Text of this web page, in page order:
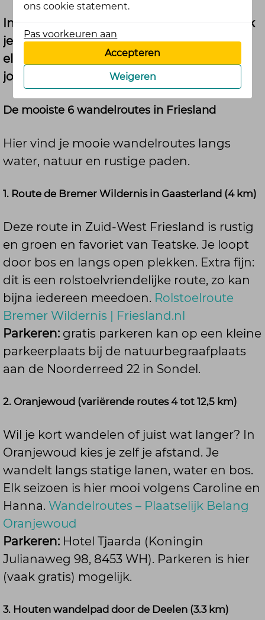
In deze blog delen we jullie tips. Zo ontdek
je nieuwe routes én kun je genieten van
elkaars favoriete plekken. Misschien zit
jouw volgende wandeling er wel tussen!
De mooiste 6 wandelroutes in Friesland
Hier vind je mooie wandelroutes langs
water, natuur en rustige paden.
1. Route de Bremer Wildernis in Gaasterland (4 km)
Deze route in Zuid-West Friesland is rustig
en groen en favoriet van Teatske. Je loopt
door bos en langs open plekken. Extra fijn:
dit is een rolstoelvriendelijke route, zo kan
bijna iedereen meedoen. Rolstoelroute
Bremer Wildernis | Friesland.nl
Parkeren: gratis parkeren kan op een kleine
parkeerplaats bij de natuurbegraafplaats
aan de Noorderreed 22 in Sondel.
2. Oranjewoud (variërende routes 4 tot 12,5 km)
Wil je kort wandelen of juist wat langer? In
Oranjewoud kies je zelf je afstand. Je
wandelt langs statige lanen, water en bos.
Elk seizoen is hier mooi volgens Caroline en
Hanna. Wandelroutes – Plaatselijk Belang
Oranjewoud
Parkeren: Hotel Tjaarda (Koningin
Julianaweg 98, 8453 WH). Parkeren is hier
(vaak gratis) mogelijk.
3. Houten wandelpad door de Deelen (3.3 km)
ons cookie statement.
Pas voorkeuren aan
Accepteren
Weigeren